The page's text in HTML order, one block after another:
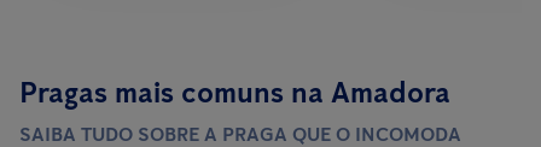
Pragas mais comuns na Amadora
SAIBA TUDO SOBRE A PRAGA QUE O INCOMODA